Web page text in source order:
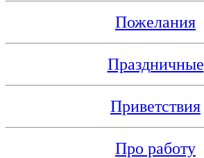
Пожелания
Праздничные
Приветствия
Про работу